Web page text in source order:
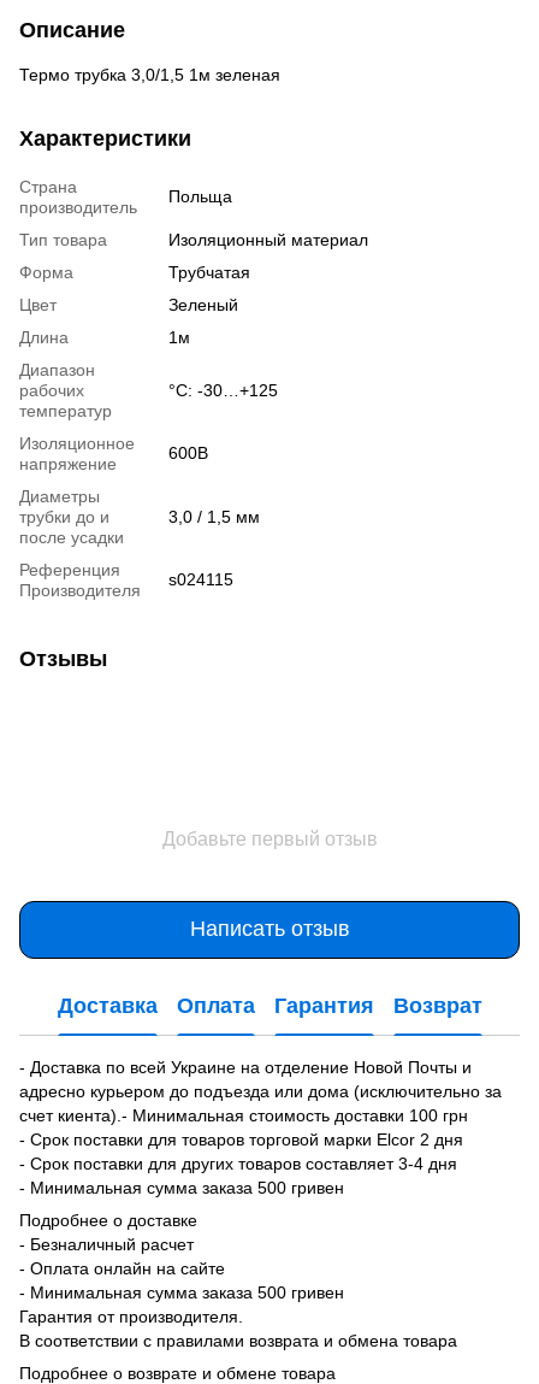
Описание
Термо трубка 3,0/1,5 1м зеленая
Характеристики
Страна
производитель
Польща
Тип товара
Изоляционный материал
Форма
Трубчатая
Цвет
Зеленый
Длина
1м
Диапазон
рабочих
температур
°С: -30…+125
Изоляционное
напряжение
600В
Диаметры
трубки до и
после усадки
3,0 / 1,5 мм
Референция
Производителя
s024115
Отзывы
Добавьте первый отзыв
Написать отзыв
Доставка Оплата Гарантия Возврат
- Доставка по всей Украине на отделение Новой Почты и
адресно курьером до подъезда или дома (исключительно за
счет киента).- Минимальная стоимость доставки 100 грн
- Срок поставки для товаров торговой марки Elcor 2 дня
- Срок поставки для других товаров составляет 3-4 дня
- Минимальная сумма заказа 500 гривен
Подробнее о доставке
- Безналичный расчет
- Оплата онлайн на сайте
- Минимальная сумма заказа 500 гривен
Гарантия от производителя.
В соответствии с правилами возврата и обмена товара
Подробнее о возврате и обмене товара